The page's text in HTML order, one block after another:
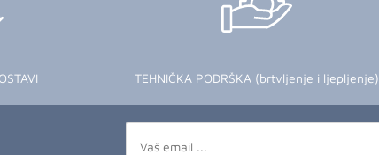
TEHNIČKA PODRŠKA (brtvljenje i ljepljenje)